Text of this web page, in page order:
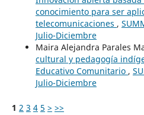
conocimiento para ser
telecomunicaciones ,
Julio-Diciembre
Maira Alejandra Parales
cultural y pedagogía
Educativo Comunitario ,
Julio-Diciembre
1 2 3 4 5 > >>